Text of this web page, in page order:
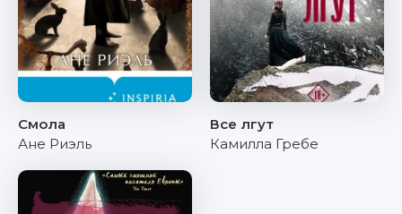
Смола
Ане Риэль
Все лгут
Камилла Гребе